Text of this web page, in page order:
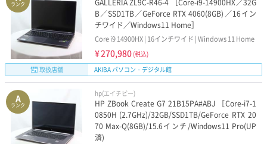
ランク
GALLERIA ZL9C-R46-4 ［Core-i9-14900HX／32G
B／SSD1TB／GeForce RTX 4060(8GB)／16イン
チワイド／Windows11 Home］
Core i9 14900HX | 16インチワイド | Windows 11 Home
¥270,980 (税込)
取扱店舗
AKIBA パソコン・デジタル館
A
ランク
hp(エイチピー)
HP ZBook Create G7 21B15PA#ABJ ［Core-i7-1
0850H (2.7GHz)/32GB/SSD1TB/GeForce RTX 20
70 Max-Q(8GB)/15.6インチ/Windows11 Pro(UP
済)